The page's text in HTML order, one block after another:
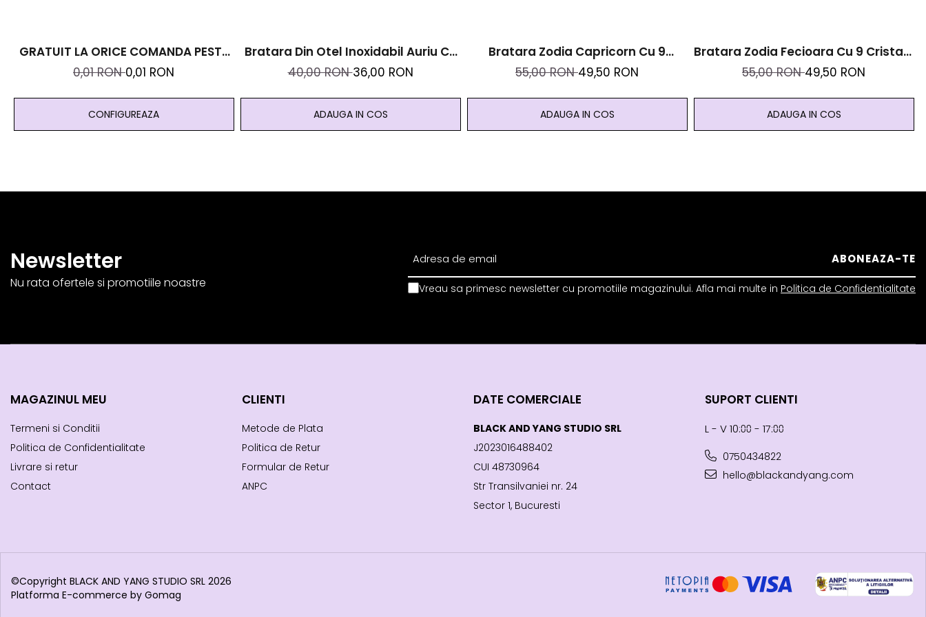
GRATUIT LA ORICE COMANDA PESTE
99 RON - Cutie Personalizata Cadou
0,01 RON0,01 RON
CONFIGUREAZA
Bratara Din Otel Inoxidabil Auriu Cu
Cristale Naturale De Pirita -
40,00 RON36,00 RON
ADAUGA IN COS
Bratara Zodia Capricorn Cu 9
Cristale Naturale Si Otel Inoxidabil
55,00 RON49,50 RON
ADAUGA IN COS
Bratara Zodia Fecioara Cu 9 Cristale
Naturale Si Otel Inoxidabil Auriu
55,00 RON49,50 RON
ADAUGA IN COS
Newsletter
Nu rata ofertele si promotiile noastre Vreau sa primesc newsletter cu promotiile magazinului. Afla mai multe in Politica de Confidentialitate
MAGAZINUL MEU
Termeni si Conditii
Politica de Confidentialitate
Livrare si retur
Contact
CLIENTI
Metode de Plata
Politica de Retur
Formular de Retur
ANPC
DATE COMERCIALE
BLACK AND YANG STUDIO SRL
J2023016488402
CUI 48730964
Str Transilvaniei nr. 24
Sector 1, Bucuresti
SUPORT CLIENTI
L - V 10:⩇⩇ - 17:⩇⩇
0750434822
hello@blackandyang.com
©Copyright BLACK AND YANG STUDIO SRL 2026
Platforma E-commerce by Gomag